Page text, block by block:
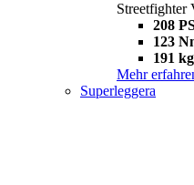
Streetfighter
208
123
191 kg
Mehr
Superleggera